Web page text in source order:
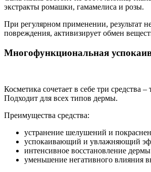
экстракты ромашки, гамамелиса и розы.
При регулярном применении, результат
повреждения, активизирует обмен
Многофункциональная
Косметика сочетает в себе три средства
Подходит для всех типов дермы.
Преимущества средства:
устранение шелушений и
успокаивающий и увлажняющий
интенсивное восстановление
уменьшение негативного влияния